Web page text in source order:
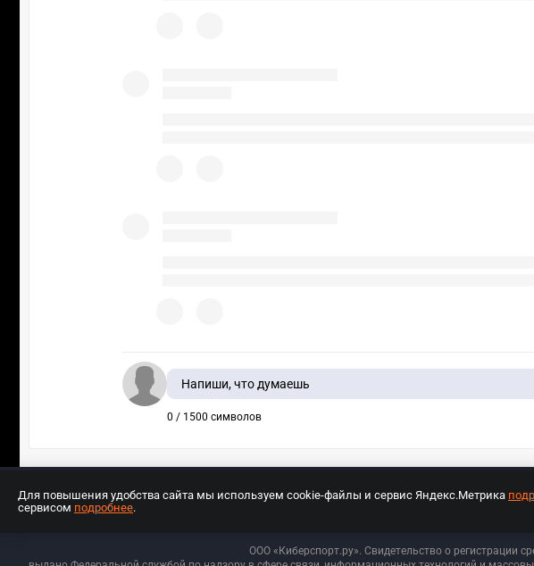
Напиши, что думаешь
0 / 1500 символов
ООО «Киберспорт.ру». Свидетельство о регистрации
Для повышения удобства сайта мы используем cookie-файлы и сервис Яндекс.Метрика
сервисом подробнее.